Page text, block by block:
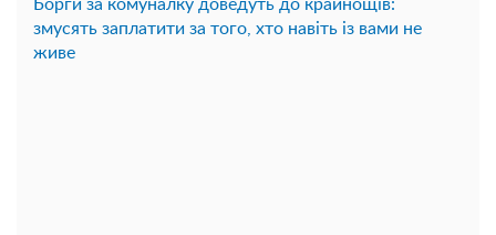
Борги за комуналку доведуть до крайнощів:
змусять заплатити за того, хто навіть із вами не
живе